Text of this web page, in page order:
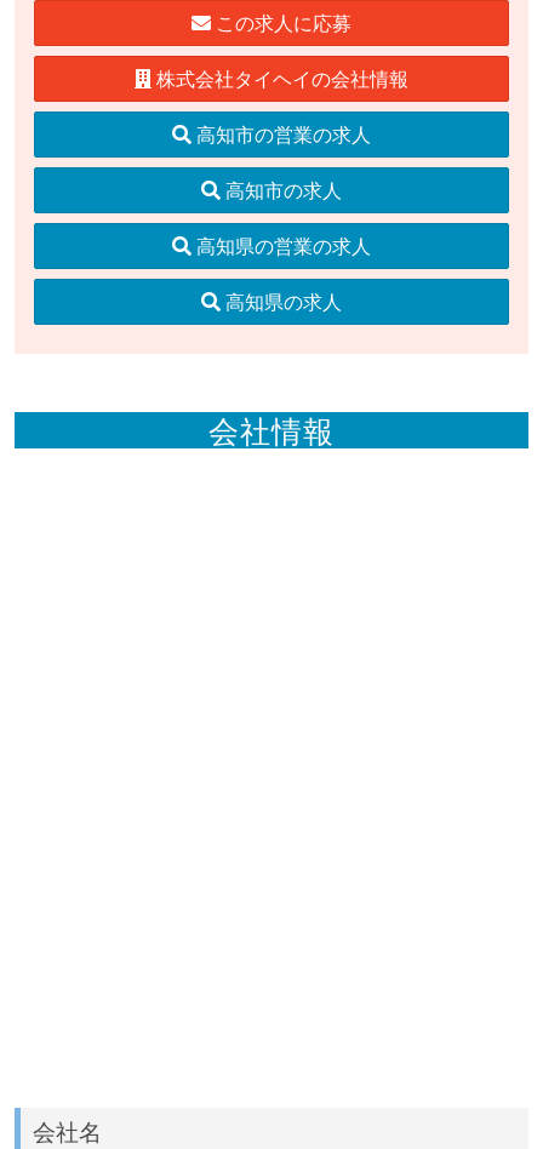
この求人に応募
株式会社タイヘイの会社情報
高知市の営業の求人
高知市の求人
高知県の営業の求人
高知県の求人
会社情報
会社名